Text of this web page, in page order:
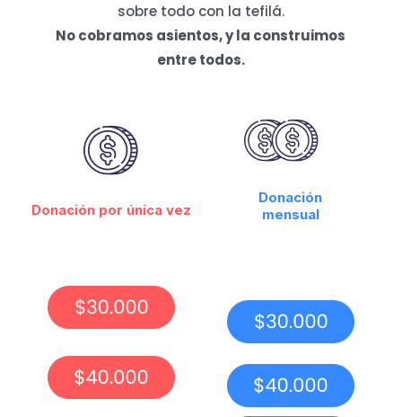
sobre todo con la tefilá.
No cobramos asientos, y la construimos
entre todos.
Donación por única vez
Donación
mensual